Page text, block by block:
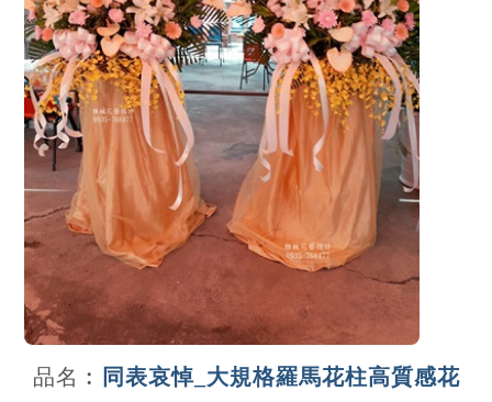
品名︰
同表哀悼_大規格羅馬花柱高質感花